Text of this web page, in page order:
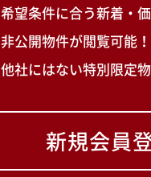
希望条件に合う新着・
非公開物件が閲覧可能！
他社にはない特別限定
新規会員